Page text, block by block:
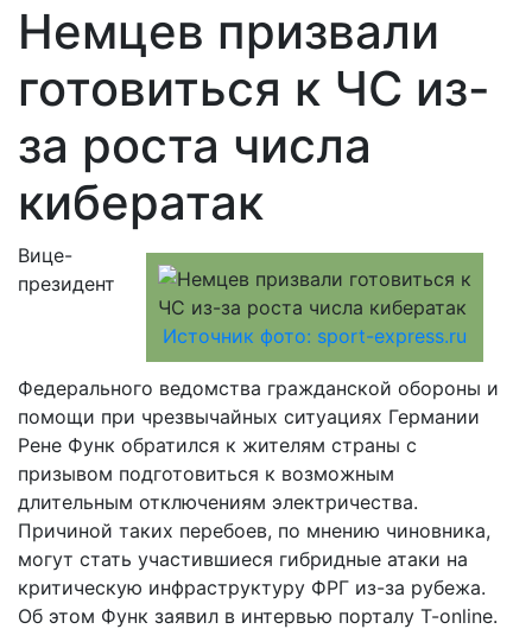
Немцев призвали
готовиться к ЧС из-
за роста числа
кибератак
Источник фото: sport-express.ru
Вице-
президент
Федерального ведомства гражданской обороны и
помощи при чрезвычайных ситуациях Германии
Рене Функ обратился к жителям страны с
призывом подготовиться к возможным
длительным отключениям электричества.
Причиной таких перебоев, по мнению чиновника,
могут стать участившиеся гибридные атаки на
критическую инфраструктуру ФРГ из-за рубежа.
Об этом Функ заявил в интервью порталу T-online.